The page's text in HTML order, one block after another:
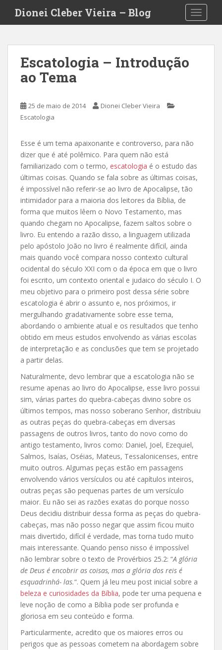
i
Dionei Cleber Vieira – Blog
Escatologia – Introdução
ao Tema
25 de maio de 2014
Dionei Cleber Vieira
Escatologia
Esse é um tema apaixonante e controverso, para não
dizer que é até polêmico. Para quem não está
familiarizado com o termo, escatologia é o estudo das
últimas coisas. Quando se fala sobre as últimas coisas,
é impossível não referir-se ao livro de Apocalipse, tão
intimidador para a maioria dos leitores da Bíblia, de
forma que muitos lêem o Novo Testamento, mas
quando chegam no Apocalipse, fazem saltos sobre o
livro. Eu entendo a razão disso, a linguagem utilizada
pelo apóstolo João no livro é realmente difícil, ainda
mais quando você compara nosso contexto cultural
ocidental do século XXI com o da época em que o livro
foi escrito, um contexto oriental e judaico do século I. O
meu objetivo para o primeiro post dessa série sobre
escatologia é abrir o assunto e, nos próximos, ir
mergulhando gradativamente sobre esse tema,
abordando o ambiente atual e os resultados que tenho
obtido em meus estudos envolvendo as várias escolas
de interpretação e as conclusões que tem se projetado
a partir delas.
Naturalmente, devo lembrar que a escatologia não se
resume apenas ao livro do Apocalipse, esse livro possui
sim, várias partes do quebra-cabeças divino sobre os
últimos tempos, mas nosso soberano Senhor, distribuiu
as outras peças do quebra-cabeças em diversas
passagens de outros livros, tanto do novo como do
antigo testamento, livros como: Daniel, Joel, Ezequiel,
Salmos, Isaías, Oséias, Mateus, Tessalonicenses, entre
muito outros. Algumas peças estão em passagens
envolvendo vários versículos ou até capítulos inteiros,
outras peças são pequenas partes de um versículo
maior. Eu não sei as razões exatas do porque nosso
Deus decidiu distribuir dessa forma as peças do quebra-
cabeças, mas não posso negar que assim ficou muito
mais divertido, difícil é verdade, mas torna tudo muito
mais interessante. Quando penso nisso é impossível
não lembrar sobre o texto de Provérbios 25.2: “A glória
de Deus é encobrir as coisas, mas a glória dos reis é
esquadrinhá- las.“. Quem já leu meu post inicial sobre a
beleza e curiosidades da Bíblia, pode ter uma pequena e
leve noção de como a Bíblia pode ser profunda e
gloriosa em seu conteúdo e forma.
Particularmente, acredito que os maiores erros ou
perigos que as pessoas cometem na abordagem sobre